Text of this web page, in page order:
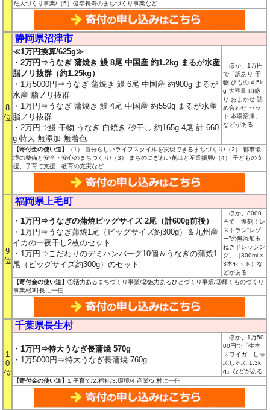
た人づくり事業/（5）健幸長寿のまちづくり事業など
8
位
静岡県沼津市
≪1万円換算/625g≫
・2万円⇒うなぎ 蒲焼き 鰻 8尾 中国産 約1.2kg まるが水産
脂ノリ抜群（約1.25kg）
・1万5000円⇒うなぎ 蒲焼き 鰻 6尾 中国産 約900g まるが
水産 脂ノリ抜群
・1万円⇒うなぎ 蒲焼き 鰻 4尾 中国産 約550g まるが水産
脂ノリ抜群
・2万円⇒鰻 干物 うなぎ 白焼き 砂干し 約165g 4尾 計 660
g 特大 無添加 無着色
ほか、1万円
で「訳あり 干
物 ひもの 4.5k
g 大容量 山盛
り おまかせ 詰
め合わせ セッ
ト 本場沼津」
などがある
【寄付金の使い道】
（1） 自分らしいライフスタイルを実現できるまちづくり/（2） 都市環
境の整備と安全・安心のまちづくり/（3） まちのにぎわい創出と産業振興/（4） 子どもの支
援、子育て支援、教育の充実など
9
位
福岡県上毛町
・1万円⇒うなぎの蒲焼ビッグサイズ 2尾（計600g前後）
・1万円⇒うなぎ蒲焼1尾（ビッグサイズ約300g）＆九州産
イカの一夜干し2枚のセット
・1万円⇒こだわりのデミハンバーグ10個＆うなぎの蒲焼1
尾（ビッグサイズ約300g）のセット
ほか、8000
円で「復刻！レ
ストラン“レゾ
ー”の無添加玉
ねぎドレッシン
グ」（300ml ×
3本セット）な
どがある
【寄付金の使い道】①活力あるまちづくり事業/②魅力あるひとづくり事業/③輝くものづくり
事業/④町長に一任
1
0
位
千葉県長生村
・1万円⇒特大うなぎ長蒲焼 570g
・1万5000円⇒特大うなぎ長蒲焼 760g
ほか、1万50
00円で「生本
ズワイガニしゃ
ぶしゃぶ 1.3k
g」などがある
【寄付金の使い道】1.子育て/2.福祉/3.環境/4.産業/5.村に一任